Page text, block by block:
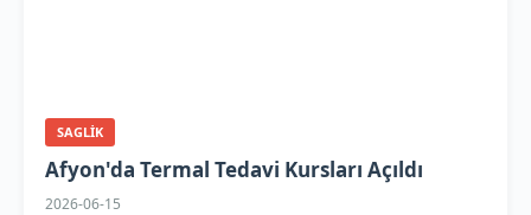
SAGLIK
Afyon'da Termal Tedavi Kursları Açıldı
2026-06-15